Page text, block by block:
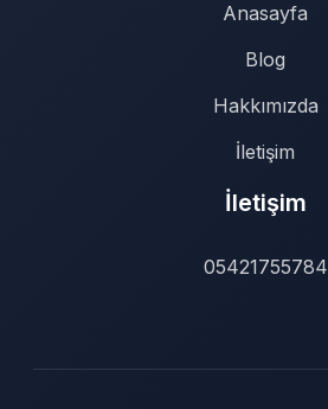
Anasayfa
Blog
Hakkımızda
İletişim
İletişim
05421755784